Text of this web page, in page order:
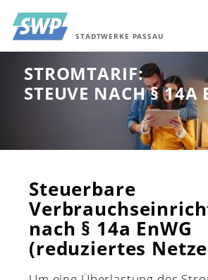
STADTWERKE PASSAU
STROMTARIF:
STEUVE NACH § 14A
Steuerbare
nach § 14a EnWG
(reduziertes